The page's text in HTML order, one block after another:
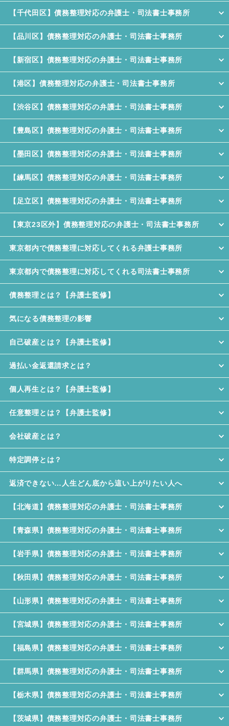
【千代田区】債務整理対応の弁護士・司法書士事務所
【品川区】債務整理対応の弁護士・司法書士事務所
【新宿区】債務整理対応の弁護士・司法書士事務所
【港区】債務整理対応の弁護士・司法書士事務所
【渋谷区】債務整理対応の弁護士・司法書士事務所
【豊島区】債務整理対応の弁護士・司法書士事務所
【墨田区】債務整理対応の弁護士・司法書士事務所
【練馬区】債務整理対応の弁護士・司法書士事務所
【足立区】債務整理対応の弁護士・司法書士事務所
【東京23区外】債務整理対応の弁護士・司法書士事務所
東京都内で債務整理に対応してくれる弁護士事務所
東京都内で債務整理に対応してくれる司法書士事務所
債務整理とは？【弁護士監修】
気になる債務整理の影響
自己破産とは？【弁護士監修】
過払い金返還請求とは？
個人再生とは？【弁護士監修】
任意整理とは？【弁護士監修】
会社破産とは？
特定調停とは？
返済できない…人生どん底から這い上がりたい人へ
【北海道】債務整理対応の弁護士・司法書士事務所
【青森県】債務整理対応の弁護士・司法書士事務所
【岩手県】債務整理対応の弁護士・司法書士事務所
【秋田県】債務整理対応の弁護士・司法書士事務所
【山形県】債務整理対応の弁護士・司法書士事務所
【宮城県】債務整理対応の弁護士・司法書士事務所
【福島県】債務整理対応の弁護士・司法書士事務所
【群馬県】債務整理対応の弁護士・司法書士事務所
【栃木県】債務整理対応の弁護士・司法書士事務所
【茨城県】債務整理対応の弁護士・司法書士事務所